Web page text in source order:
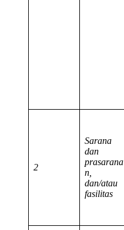
2
Sarana
dan
prasarana
n,
dan/atau
fasilitas